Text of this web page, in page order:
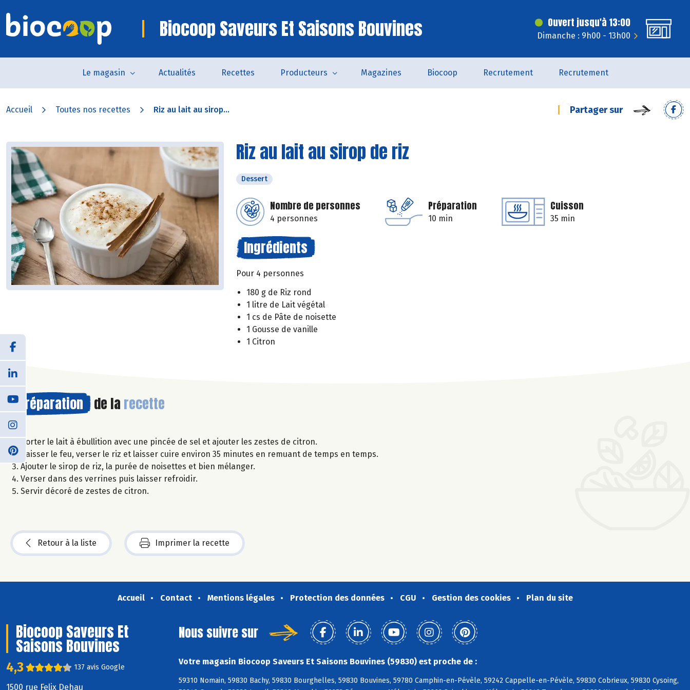
Biocoop Saveurs Et Saisons Bouvines Ouvert jusqu'à 13:00
Dimanche : 9h00 - 13h00
Le magasin Actualités Recettes Producteurs Magazines Biocoop Recrutement Recrutement
Accueil Toutes nos recettes Riz au lait au sirop... Partager sur
Riz au lait au sirop de riz
Dessert
Nombre de personnes
4 personnes
Préparation
10 min
Cuisson
35 min
Ingrédients
Pour 4 personnes
180 g de Riz rond
1 litre de Lait végétal
1 cs de Pâte de noisette
1 Gousse de vanille
1 Citron
Préparation de la recette
Porter le lait à ébullition avec une pincée de sel et ajouter les zestes de citron.
Baisser le feu, verser le riz et laisser cuire environ 35 minutes en remuant de temps en temps.
Ajouter le sirop de riz, la purée de noisettes et bien mélanger.
Verser dans des verrines puis laisser refroidir.
Servir décoré de zestes de citron.
Retour à la liste Imprimer la recette
Accueil Contact Mentions légales Protection des données CGU Gestion des cookies Plan du site
Biocoop Saveurs Et
Saisons Bouvines
4,3 137 avis Google
1500 rue Felix Dehau
Nous suivre sur
Votre magasin Biocoop Saveurs Et Saisons Bouvines (59830) est proche de :
59310 Nomain, 59830 Bachy, 59830 Bourghelles, 59830 Bouvines, 59780 Camphin-en-Pévèle, 59242 Cappelle-en-Pévèle, 59830 Cobrieux, 59830 Cysoing,